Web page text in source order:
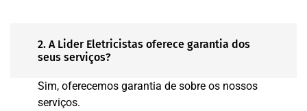
2. A Lider Eletricistas oferece garantia dos
seus serviços?
Sim, oferecemos garantia de sobre os nossos
serviços.